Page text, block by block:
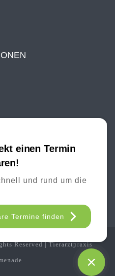
einen Termin
und rund um die
Termine finden
Reserved | Tierarztpraxis